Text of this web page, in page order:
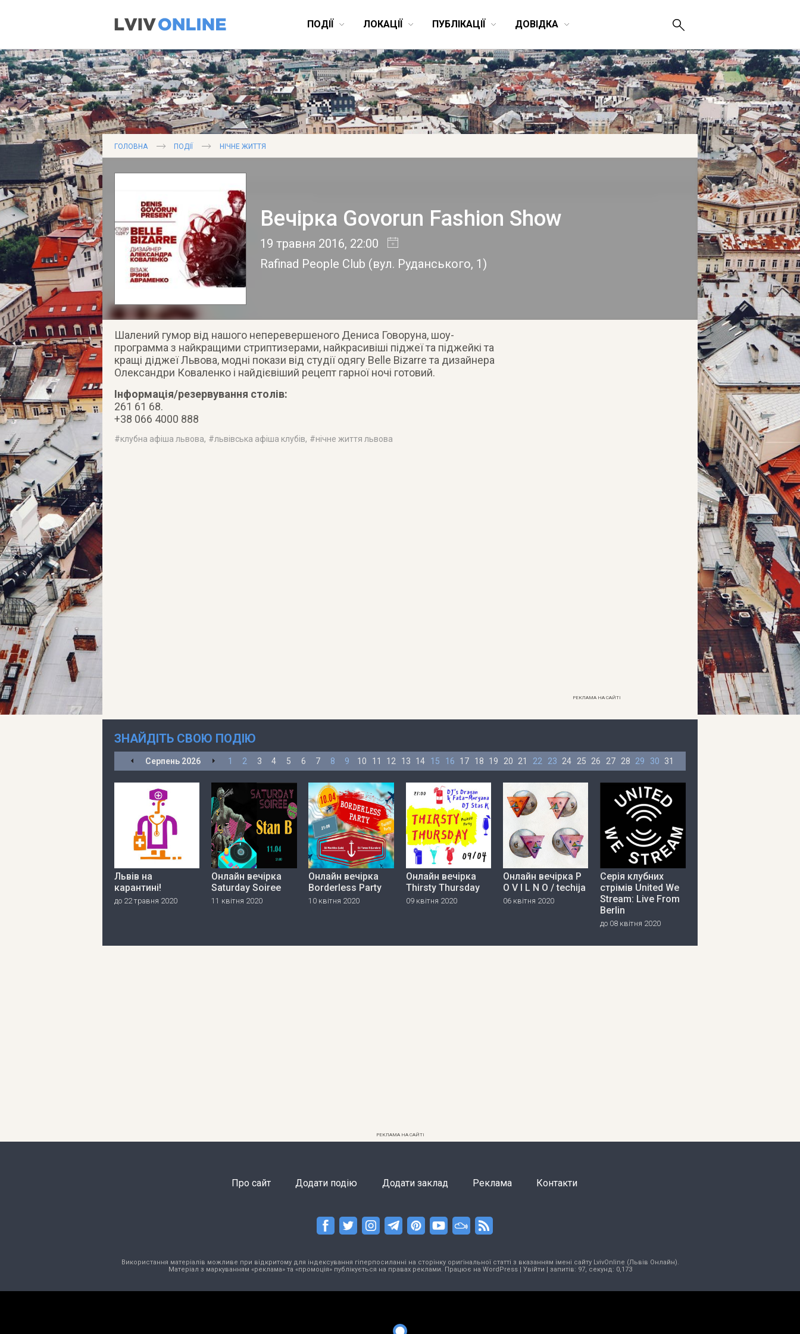
ПОДІЇ ЛОКАЦІЇ ПУБЛІКАЦІЇ ДОВІДКА
ГОЛОВНА ПОДІЇ НІЧНЕ ЖИТТЯ
Вечірка Govorun Fashion Show
19 травня 2016, 22:00
Rafinad People Club (вул. Руданського, 1 )
Шалений гумор від нашого неперевершеного Дениса Говоруна, шоу-
программа з найкращими стриптизерами, найкрасивіші піджеї та піджейкі та
кращі діджеї Львова, модні покази від студії одягу Belle Bizarre та дизайнера
Олександри Коваленко і найдієвіший рецепт гарної ночі готовий.
Інформація/резервування столів:
261 61 68.
+38 066 4000 888
#клубна афіша львова, #львівська афіша клубів, #нічне життя львова
РЕКЛАМА НА САЙТІ
ЗНАЙДІТЬ СВОЮ ПОДІЮ
Серпень 2026 1 2 3 4 5 6 7 8 9 10 11 12 13 14 15 16 17 18 19 20 21 22 23 24 25 26 27 28 29 30 31
Львів на
карантині!
до 22 травня 2020
Онлайн вечірка
Saturday Soiree
11 квітня 2020
Онлайн вечірка
Borderless Party
10 квітня 2020
Онлайн вечірка
Thirsty Thursday
09 квітня 2020
Онлайн вечірка P
O V I L N O / techija
06 квітня 2020
Серія клубних
стрімів United We
Stream: Live From
Berlin
до 08 квітня 2020
РЕКЛАМА НА САЙТІ
Про сайт Додати подію Додати заклад Реклама Контакти
Використання матеріалів можливе при відкритому для індексування гіперпосиланні на сторінку оригінальної статті з вказанням імені сайту LvivOnline (Львів Онлайн).
Матеріал з маркуванням «реклама» та «промоція» публікується на правах реклами. Працює на WordPress| Увійти | запитів: 97, секунд: 0,173